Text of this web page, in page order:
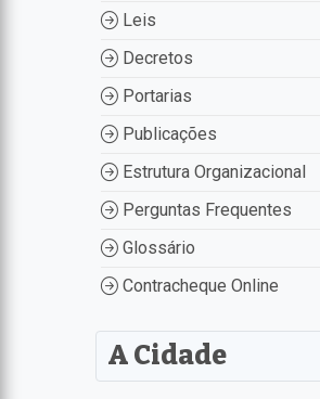
Leis
Decretos
Portarias
Publicações
Estrutura Organizacional
Perguntas Frequentes
Glossário
Contracheque Online
A Cidade